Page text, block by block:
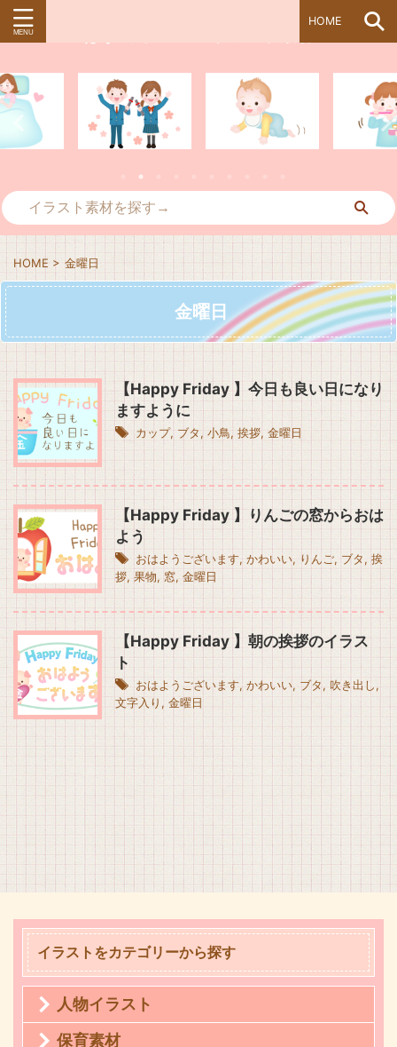
HOME
HOME > 金曜日
金曜日
【Happy Friday 】今日も良い日になり
ますように
カップ, ブタ, 小鳥, 挨拶, 金曜日
【Happy Friday 】りんごの窓からおは
よう
おはようございます, かわいい, りんご, ブタ, 挨
拶, 果物, 窓,金曜日
【Happy Friday 】朝の挨拶のイラス
ト
おはようございます,かわいい, ブタ, 吹き出し,
文字入り , 金曜日
イラストをカテゴリーから探す
人物イラスト
保育素材